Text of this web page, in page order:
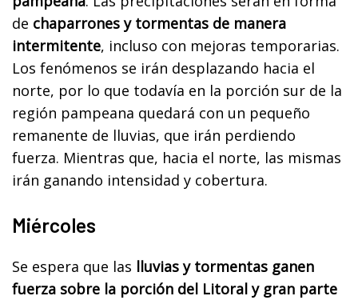
de chaparrones y tormentas de manera
intermitente, incluso con mejoras temporarias.
Los fenómenos se irán desplazando hacia el
norte, por lo que todavía en la porción sur de la
región pampeana quedará con un pequeño
remanente de lluvias, que irán perdiendo
fuerza. Mientras que, hacia el norte, las mismas
irán ganando intensidad y cobertura.
Miércoles
Se espera que las lluvias y tormentas ganen
fuerza sobre la porción del Litoral y gran parte